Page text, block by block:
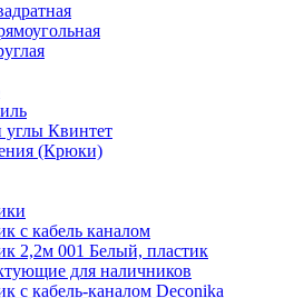
Квинтет
(Крюки)
с кабель каналом
2,2м 001 Белый, пластик
для наличников
с кабель-каналом Deconika